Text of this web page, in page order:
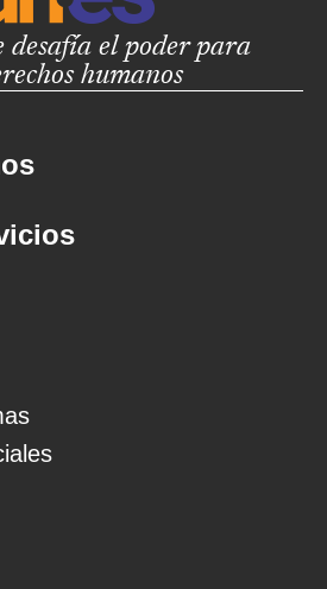
desafía el poder para
humanos